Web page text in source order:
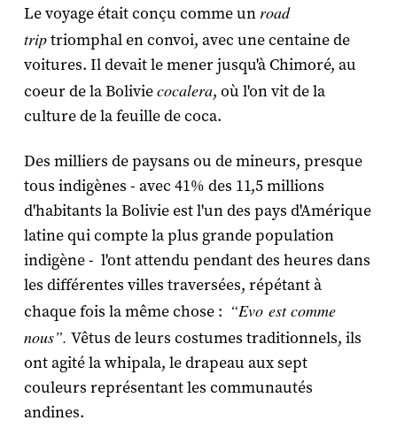
Le voyage était conçu comme un road
triptriomphal en convoi, avec une centaine de
voitures. Il devait le mener jusqu'à Chimoré, au
coeur de la Boliviecocalera, où l'on vit de la
culture de la feuille de coca.
Des milliers de paysans ou de mineurs, presque
tous indigènes - avec 41% des 11,5 millions
d'habitants la Bolivie est l'un des pays d'Amérique
latine qui compte la plus grande population
indigène - l'ont attendu pendant des heures dans
les différentes villes traversées, répétant à
chaque fois la même chose : “Evo est comme
nous”. Vêtus de leurs costumes traditionnels, ils
ont agité la whipala, le drapeau aux sept
couleurs représentant les communautés
andines.